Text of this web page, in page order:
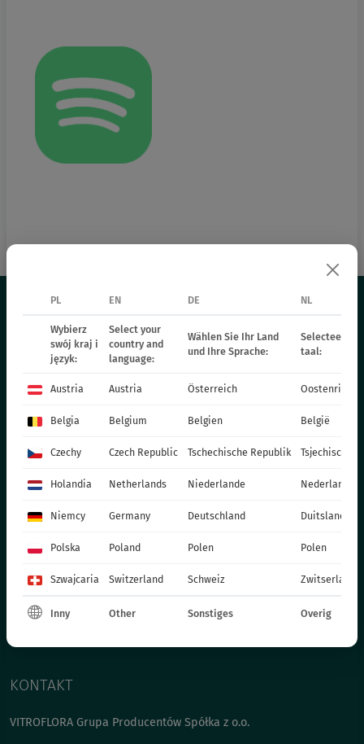
DAS ANGEBOT
BEETPFLANZEN - FRÜHLING
EINJÄHRIGE PFLANZEN - FRÜHLING
TOPFPFLANZEN
WEIHNACHTSSTERN
ZWEIJÄHRIGE PFLANZEN
PRODUKTIONSMATERIALIEN
KONTAKT
VITROFLORA Grupa Producentów Spółka z o.o.
PL EN DE NL
Wybierz
swój kraj i
język:
Select your
country and
language:
Wählen Sie Ihr Land
und Ihre Sprache:
Selecteer uw
taal:
Austria Austria Österreich Oostenrijk
Belgia Belgium Belgien België
Czechy Czech Republic Tschechische Republik Tsjechische
Holandia Netherlands Niederlande Nederland
Niemcy Germany Deutschland Duitsland
Polska Poland Polen Polen
Szwajcaria Switzerland Schweiz Zwitserland
Inny Other Sonstiges Overig